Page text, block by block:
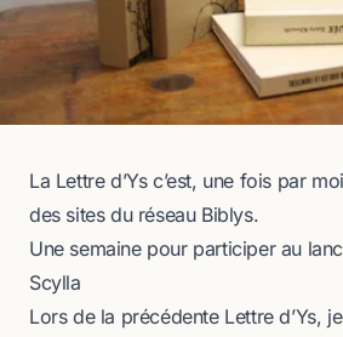
La Lettre d’Ys c’est, une fois par
des sites du réseau Biblys.
Une semaine pour participer au
Scylla
Lors de la précédente Lettre d’Ys,